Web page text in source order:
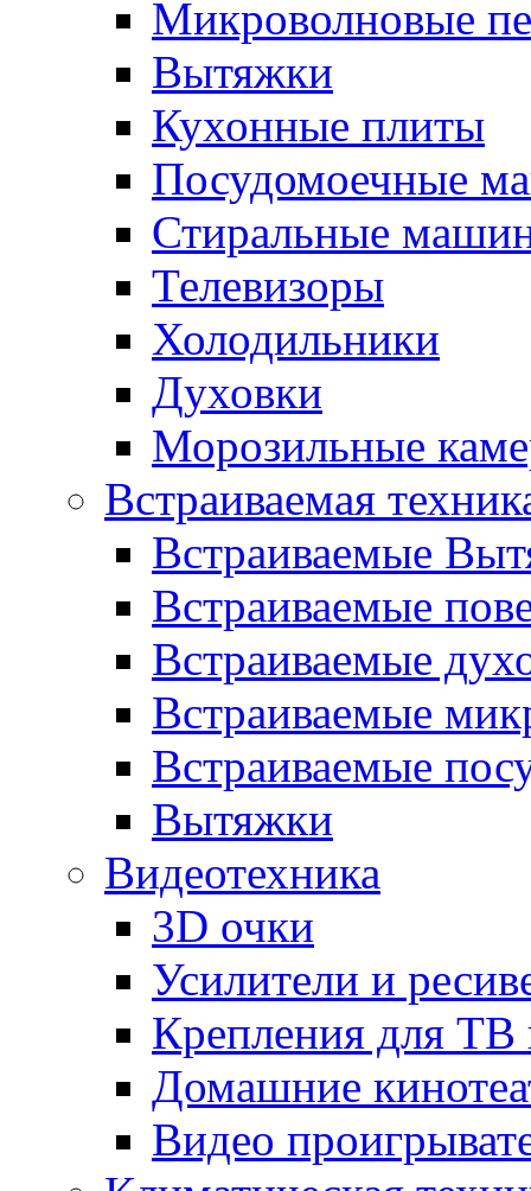
Микроволновые
Вытяжки
Кухонные плиты
Посудомоечные
Стиральные
Телевизоры
Холодильники
Духовки
Морозильные
Встраиваемая
Встраиваемые
Встраиваемые
Встраиваемые
Встраиваемые
Встраиваемые
Вытяжки
Видеотехника
3D очки
Усилители и
Крепления для ТВ
Домашние
Видео